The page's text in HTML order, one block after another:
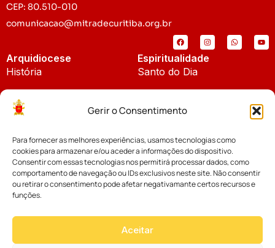
Gerir o Consentimento
Para fornecer as melhores experiências, usamos tecnologias como
cookies para armazenar e/ou aceder a informações do dispositivo.
Consentir com essas tecnologias nos permitirá processar dados, como
comportamento de navegação ou IDs exclusivos neste site. Não consentir
ou retirar o consentimento pode afetar negativamante certos recursos e
funções.
Aceitar
CEP: 80.510-010
comunicacao@mitradecuritiba.org.br
Arquidiocese
História
Padroeira
Espiritualidade
Santo do Dia
Notícias
Notícias da Arquidiocese
Notícias Cáritas
Palavra dos Bispos
Cúria Diocesana
Fundo Diocesano
Vicariatos da Educação